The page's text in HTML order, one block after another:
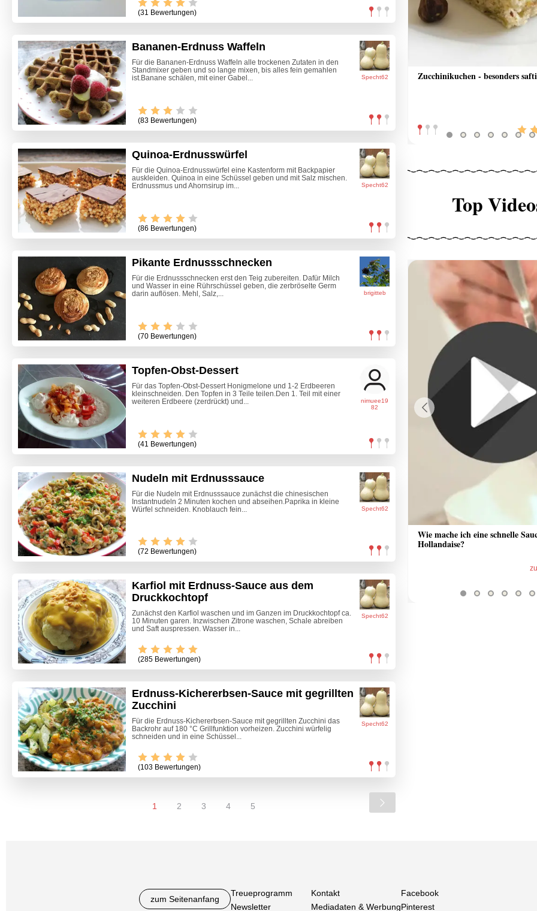
(31 Bewertungen)
Specht62
Bananen-Erdnuss Waffeln
Für die Bananen-Erdnuss Waffeln alle trockenen Zutaten in den
Standmixer geben und so lange mixen, bis alles fein gemahlen
ist.Banane schälen, mit einer Gabel...
(83 Bewertungen)
Specht62
Quinoa-Erdnusswürfel
Für die Quinoa-Erdnusswürfel eine Kastenform mit Backpapier
auskleiden. Quinoa in eine Schüssel geben und mit Salz mischen.
Erdnussmus und Ahornsirup im...
(86 Bewertungen)
brigitteb
Pikante Erdnussschnecken
Für die Erdnussschnecken erst den Teig zubereiten. Dafür Milch
und Wasser in eine Rührschüssel geben, die zerbröselte Germ
darin auflösen. Mehl, Salz,...
(70 Bewertungen)
nimuee19
82
Topfen-Obst-Dessert
Für das Topfen-Obst-Dessert Honigmelone und 1-2 Erdbeeren
kleinschneiden. Den Topfen in 3 Teile teilen.Den 1. Teil mit einer
weiteren Erdbeere (zerdrückt) und...
(41 Bewertungen)
Specht62
Nudeln mit Erdnusssauce
Für die Nudeln mit Erdnusssauce zunächst die chinesischen
Instantnudeln 2 Minuten kochen und abseihen.Paprika in kleine
Würfel schneiden. Knoblauch fein...
(72 Bewertungen)
Specht62
Karfiol mit Erdnuss-Sauce aus dem
Druckkochtopf
Zunächst den Karfiol waschen und im Ganzen im Druckkochtopf ca.
10 Minuten garen. Inzwischen Zitrone waschen, Schale abreiben
und Saft auspressen. Wasser in...
(285 Bewertungen)
Specht62
Erdnuss-Kichererbsen-Sauce mit gegrillten
Zucchini
Für die Erdnuss-Kichererbsen-Sauce mit gegrillten Zucchini das
Backrohr auf 180 °C Grillfunktion vorheizen. Zucchini würfelig
schneiden und in eine Schüssel...
(103 Bewertungen)
1 2 3 4 5
Zucchinikuchen - besonders
Zitronenrisotto mit Räucherlachs, Rote
Top
Wie mache ich eine schnelle
Hollandaise?
Previous
zum Seitenanfang
Treueprogramm
Newsletter
Kontakt
Mediadaten & Werbung
Facebook
Pinterest